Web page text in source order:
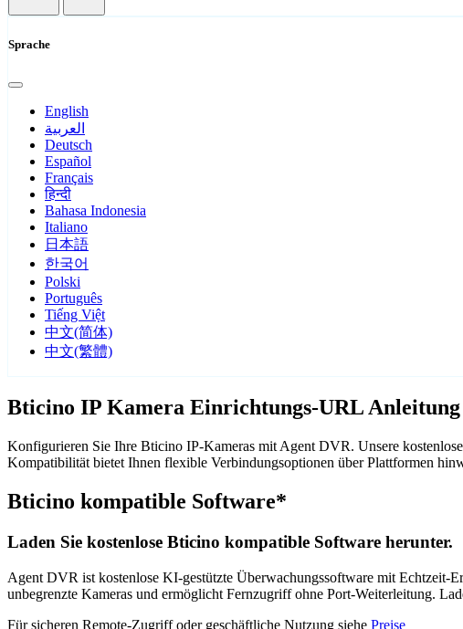
Sprache
English
العربية
Deutsch
Español
Français
हिन्दी
Bahasa Indonesia
Italiano
日本語
한국어
Polski
Português
Tiếng Việt
中文(简体)
中文(繁體)
Bticino IP Kamera Einrichtungs-URL Anleitung
Konfigurieren Sie Ihre Bticino IP-Kameras mit Agent DVR. Unsere
Kompatibilität bietet Ihnen flexible Verbindungsoptionen über Plattformen
Bticino kompatible Software*
Laden Sie kostenlose Bticino kompatible Software herunter.
Agent DVR ist kostenlose KI-gestützte Überwachungssoftware mit Echtzeit-
unbegrenzte Kameras und ermöglicht Fernzugriff ohne Port-Weiterleitung.
Für sicheren Remote-Zugriff oder geschäftliche Nutzung siehe Preise